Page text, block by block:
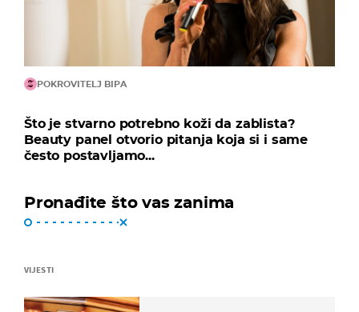
POKROVITELJ BIPA
Što je stvarno potrebno koži da zablista?
Beauty panel otvorio pitanja koja si i same
često postavljamo...
Pronađite što vas zanima
VIJESTI